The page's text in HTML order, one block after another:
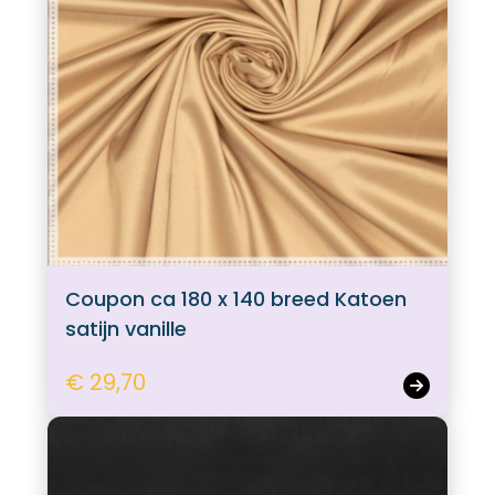
Coupon ca 180 x 140 breed Katoen
satijn vanille
€ 29,70